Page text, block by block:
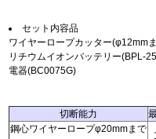
セット内容品
ワイヤーロープカッター(φ12mm
リチウムイオンバッテリー(BPL-
電器(BC0075G)
切断能力
鋼心ワイヤーロープφ20mmまで